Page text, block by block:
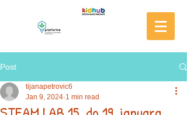
Post
tijanapetrovic6
Jan 9, 2024 1 min read